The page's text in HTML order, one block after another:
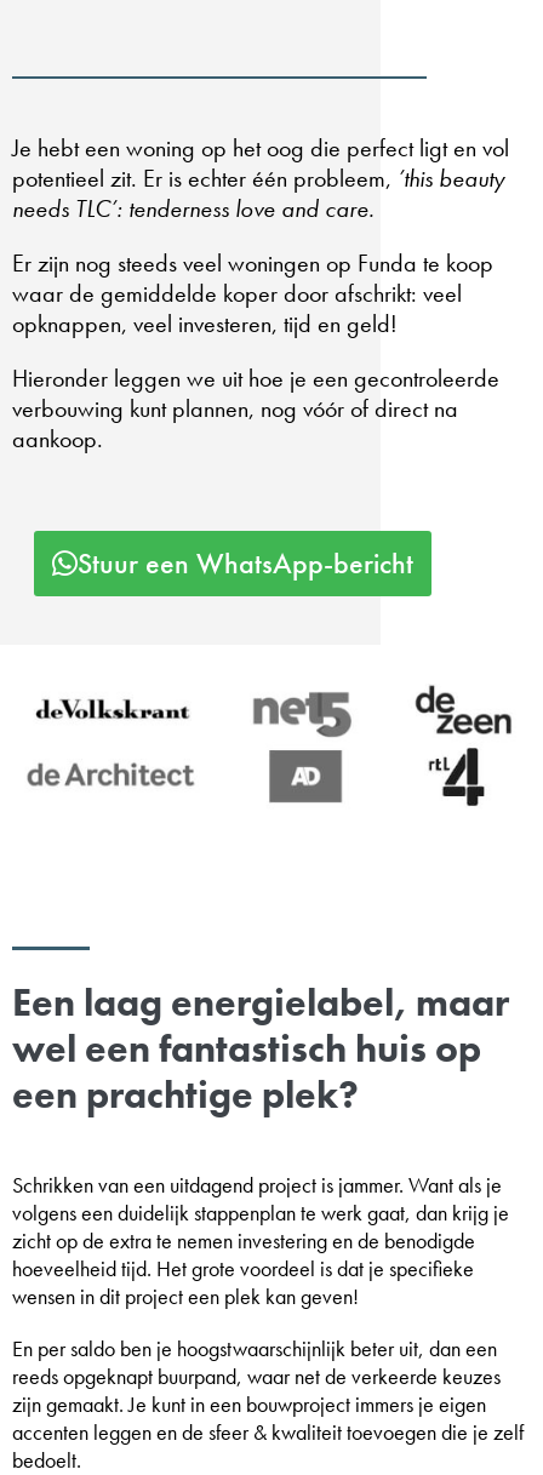
Je hebt een woning op het oog die perfect ligt en vol
potentieel zit. Er is echter één probleem, ’this beauty
needs TLC’: tenderness love and care.
Er zijn nog steeds veel woningen op Funda te koop
waar de gemiddelde koper door afschrikt: veel
opknappen, veel investeren, tijd en geld!
Hieronder leggen we uit hoe je een gecontroleerde
verbouwing kunt plannen, nog vóór of direct na
aankoop.
Stuur een WhatsApp-bericht
Een laag energielabel, maar
wel een fantastisch huis op
een prachtige plek?
Schrikken van een uitdagend project is jammer. Want als je
volgens een duidelijk stappenplan te werk gaat, dan krijg je
zicht op de extra te nemen investering en de benodigde
hoeveelheid tijd. Het grote voordeel is dat je specifieke
wensen in dit project een plek kan geven!
En per saldo ben je hoogstwaarschijnlijk beter uit, dan een
reeds opgeknapt buurpand, waar net de verkeerde keuzes
zijn gemaakt. Je kunt in een bouwproject immers je eigen
accenten leggen en de sfeer & kwaliteit toevoegen die je zelf
bedoelt.